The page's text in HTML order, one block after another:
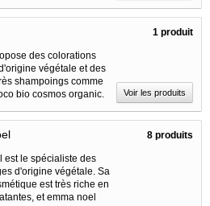
des colorations
végétale et des
shampoings comme
bio cosmos organic.
1 produit
Voir les produits
est le spécialiste des
d'origine végétale. Sa
est très riche en
et emma noel
8 produits